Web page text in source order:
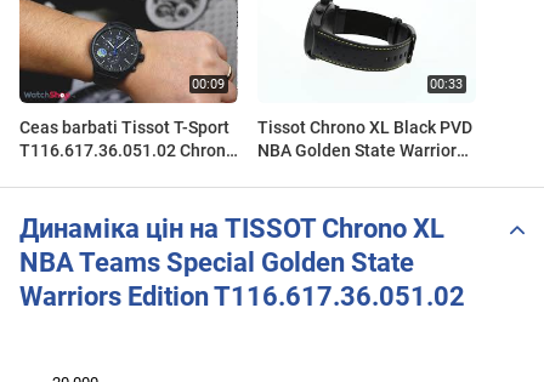
Ceas barbati Tissot T-Sport
T116.617.36.051.02 Chrono
Tissot Chrono XL Black PVD
NBA Golden State Warriors
360
Динаміка цін на TISSOT Chrono XL
NBA Teams Special Golden State
Warriors Edition T116.617.36.051.02